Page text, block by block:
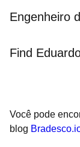
Engenheiro
Find
Você pode
blog